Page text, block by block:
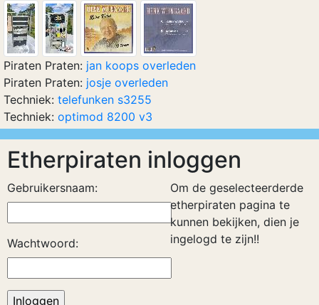
Etherpiraten inloggen
Gebruikersnaam:
Wachtwoord:
Om de geselecteerderde
etherpiraten pagina te
kunnen bekijken, dien je
ingelogd te zijn!!
Piraten Praten: jan koops overleden
Piraten Praten: josje overleden
Techniek: telefunken s3255
Techniek: optimod 8200 v3